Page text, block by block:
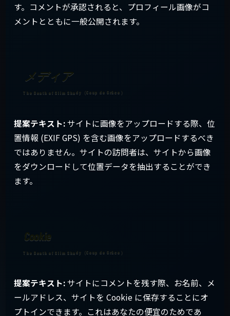
す。コメントが承認されると、プロフィール画像がコ
メントとともに一般公開されます。
メディア
提案テキスト:サイトに画像をアップロードする際、位
置情報 (EXIF GPS) を含む画像をアップロードするべき
ではありません。サイトの訪問者は、サイトから画像
をダウンロードして位置データを抽出することができ
ます。
Cookie
提案テキスト:サイトにコメントを残す際、お名前、メ
ールアドレス、サイトを Cookie に保存することにオ
プトインできます。これはあなたの便宜のためであ